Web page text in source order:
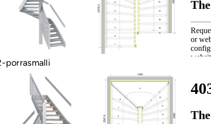
porrasmalli